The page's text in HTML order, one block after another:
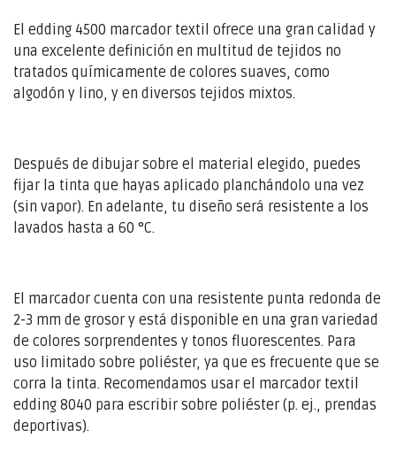
El edding 4500 marcador textil ofrece una gran calidad y
una excelente definición en multitud de tejidos no
tratados químicamente de colores suaves, como
algodón y lino, y en diversos tejidos mixtos.
Después de dibujar sobre el material elegido, puedes
fijar la tinta que hayas aplicado planchándolo una vez
(sin vapor). En adelante, tu diseño será resistente a los
lavados hasta a 60 °C.
El marcador cuenta con una resistente punta redonda de
2-3 mm de grosor y está disponible en una gran variedad
de colores sorprendentes y tonos fluorescentes. Para
uso limitado sobre poliéster, ya que es frecuente que se
corra la tinta. Recomendamos usar el marcador textil
edding 8040 para escribir sobre poliéster (p. ej., prendas
deportivas).